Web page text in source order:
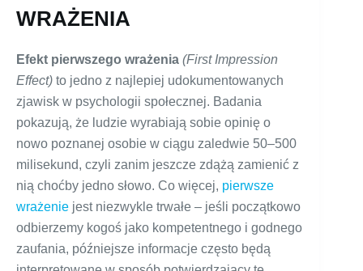
WRAŻENIA
Efekt pierwszego wrażenia (First Impression
Effect) to jedno z najlepiej udokumentowanych
zjawisk w psychologii społecznej. Badania
pokazują, że ludzie wyrabiają sobie opinię o
nowo poznanej osobie w ciągu zaledwie 50–500
milisekund, czyli zanim jeszcze zdążą zamienić z
nią choćby jedno słowo. Co więcej, pierwsze
wrażenie jest niezwykle trwałe – jeśli początkowo
odbierzemy kogoś jako kompetentnego i godnego
zaufania, późniejsze informacje często będą